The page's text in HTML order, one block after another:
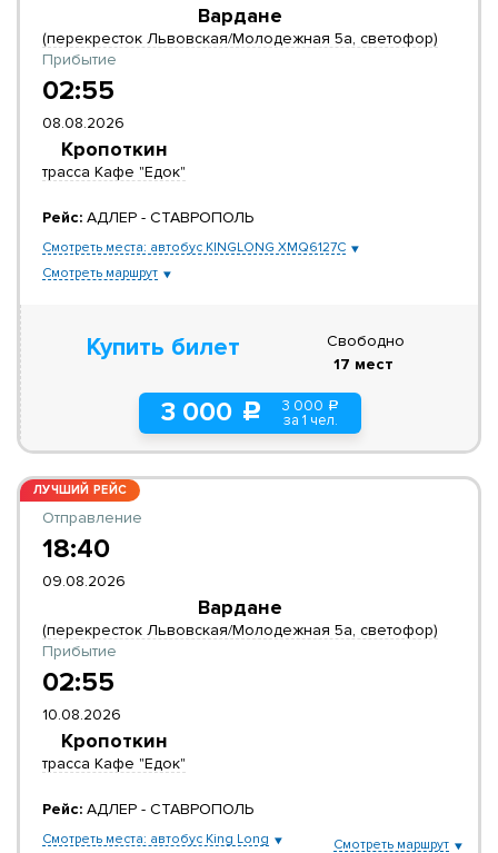
Вардане
(перекресток Львовская/Молодежная 5а, светофор)
Прибытие
02:55
08.08.2026
Кропоткин
трасса Кафе "Едок"
Рейс: АДЛЕР - СТАВРОПОЛЬ
Смотреть места: автобус KINGLONG XMQ6127C
Смотреть маршрут
Купить билет
3 000 c 3 000 a
за 1 чел.
Свободно
17 мест
ЛУЧШИЙ РЕЙС
Отправление
18:40
09.08.2026
Вардане
(перекресток Львовская/Молодежная 5а, светофор)
Прибытие
02:55
10.08.2026
Кропоткин
трасса Кафе "Едок"
Рейс: АДЛЕР - СТАВРОПОЛЬ
Смотреть места: автобус King Long Смотреть маршрут